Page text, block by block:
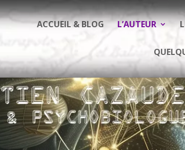
ACCUEIL & BLOG L’AUTEUR